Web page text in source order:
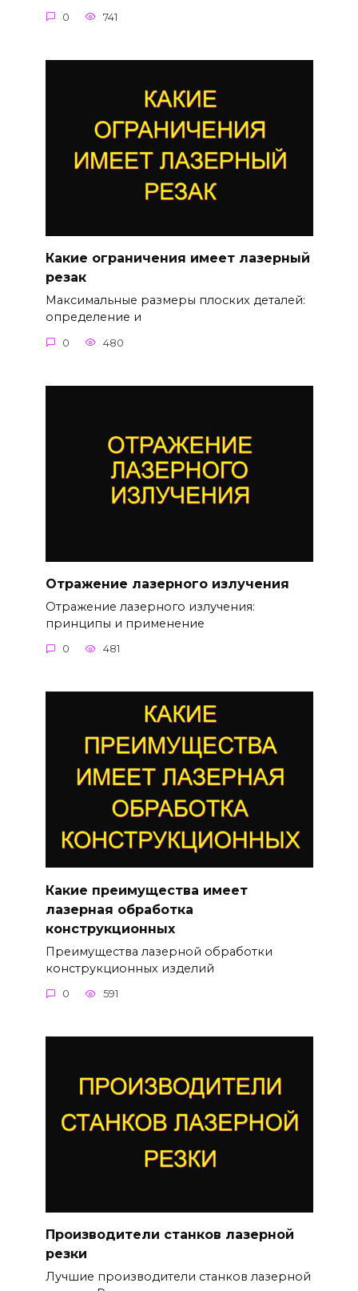
0 741
Какие ограничения имеет лазерный
резак
Максимальные размеры плоских деталей:
определение и
0 480
Отражение лазерного излучения
Отражение лазерного излучения:
принципы и применение
0 481
Какие преимущества имеет
лазерная обработка
конструкционных
Преимущества лазерной обработки
конструкционных изделий
0 591
Производители станков лазерной
резки
Лучшие производители станков лазерной